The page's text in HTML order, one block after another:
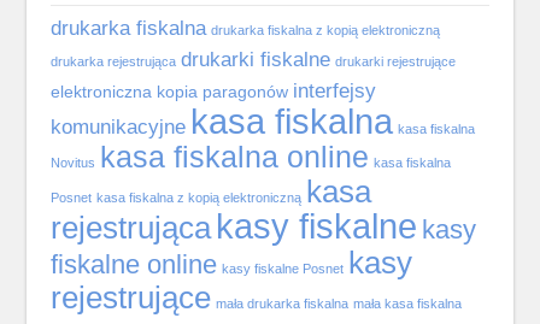
drukarka fiskalna drukarka fiskalna z kopią elektroniczną
drukarka rejestrująca drukarki fiskalne drukarki rejestrujące
elektroniczna kopia paragonów interfejsy
komunikacyjne kasa fiskalna kasa fiskalna
Novitus kasa fiskalna online kasa fiskalna
Posnet kasa fiskalna z kopią elektroniczną kasa
rejestrującakasy fiskalne kasy
fiskalne online kasy fiskalne Posnet kasy
rejestrujące mała drukarka fiskalna mała kasa fiskalna